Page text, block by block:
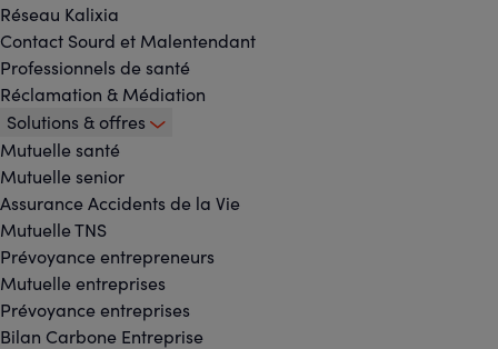
Réseau Kalixia
Contact Sourd et Malentendant
Professionnels de santé
Réclamation & Médiation
Solutions & offres
Mutuelle santé
Mutuelle senior
Assurance Accidents de la Vie
Mutuelle TNS
Prévoyance entrepreneurs
Mutuelle entreprises
Prévoyance entreprises
Bilan Carbone Entreprise